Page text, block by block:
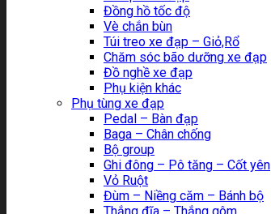
Đồng hồ tốc độ
Vè chắn bùn
Túi treo xe đạp – Giỏ,Rổ
Chăm sóc bão dưỡng xe đạp
Đồ nghề xe đạp
Phụ kiện khác
Phụ tùng xe đạp
Pedal – Bàn đạp
Baga – Chân chống
Bộ group
Ghi đông – Pô tăng – Cốt yên
Vỏ Ruột
Đùm – Niềng căm – Bánh bộ